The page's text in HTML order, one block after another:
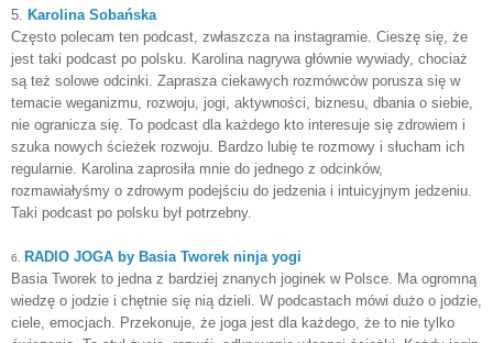
5. Karolina Sobańska
Często polecam ten podcast, zwłaszcza na instagramie. Cieszę się, że
jest taki podcast po polsku. Karolina nagrywa głównie wywiady, chociaż
są też solowe odcinki. Zaprasza ciekawych rozmówców porusza się w
temacie weganizmu, rozwoju, jogi, aktywności, biznesu, dbania o siebie,
nie ogranicza się. To podcast dla każdego kto interesuje się zdrowiem i
szuka nowych ścieżek rozwoju. Bardzo lubię te rozmowy i słucham ich
regularnie. Karolina zaprosiła mnie do jednego z odcinków,
rozmawiałyśmy o zdrowym podejściu do jedzenia i intuicyjnym jedzeniu.
Taki podcast po polsku był potrzebny.
6. RADIO JOGA by Basia Tworek ninja yogi
Basia Tworek to jedna z bardziej znanych joginek w Polsce. Ma ogromną
wiedzę o jodzie i chętnie się nią dzieli. W podcastach mówi dużo o jodzie,
ciele, emocjach. Przekonuje, że joga jest dla każdego, że to nie tylko